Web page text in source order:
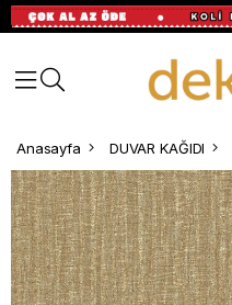
Anasayfa DUVAR KAĞIDI